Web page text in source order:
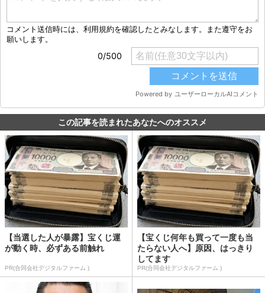
この記事を読まれたあなたへのオススメ
【当選した人が暴露】宝くじ運
が動く時、必ずある前触れ
PR(合同会社デジタルファーム )
【宝くじ何年も買って一度も当
たらない人へ】原因、はっきり
してます
PR(合同会社デジタルファーム )